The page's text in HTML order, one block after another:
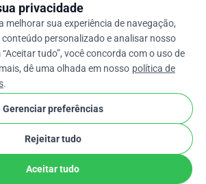
base em mais de 500 avaliações
Privacidade e cookies
Configurações de Cookies
stripe checkParceiro Verificado
privacidade
melhorar sua experiência de navegação,
personalizado e analisar nosso
tudo”, você concorda com o uso de
dê uma olhada em nosso política de
.
Gerenciar preferências
Rejeitar tudo
Aceitar tudo